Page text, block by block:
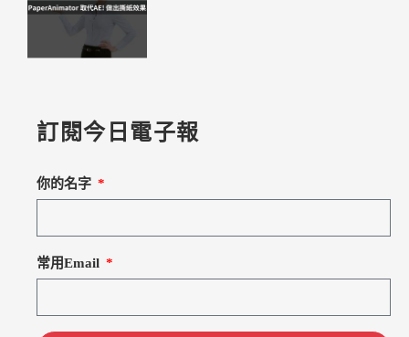
訂閱今日電子報
你的名字
常用Email